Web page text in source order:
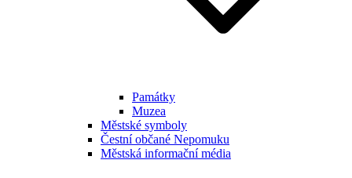
Památky
Muzea
Městské symboly
Čestní občané Nepomuku
Městská informační média